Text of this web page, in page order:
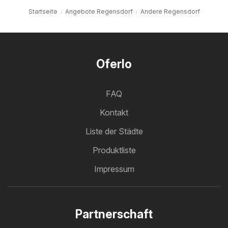
Startseite Angebote Regensdorf Andere Regensdorf
Oferlo
FAQ
Kontakt
Liste der Städte
Produktliste
Impressum
Partnerschaft